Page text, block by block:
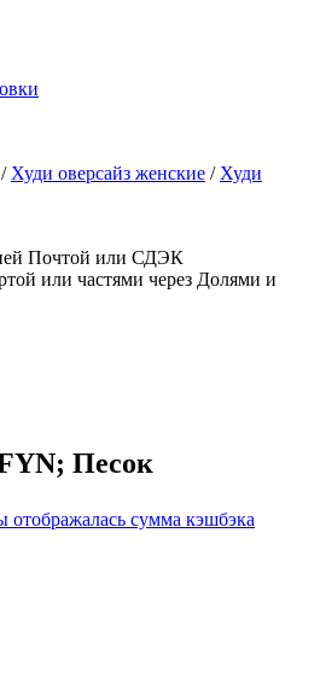
/ Худи оверсайз женские / Худи
Почтой или СДЭК
или частями через Долями и
Песок
отображалась сумма кэшбэка